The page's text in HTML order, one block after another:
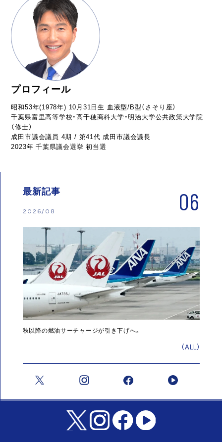
プロフィール
昭和53年(1978年) 10月31日生 血液型/B型（さそり座）
千葉県富里高等学校・高千穂商科大学・明治大学公共政策大学院
（修士）
成田市議会議員 4期 / 第41代 成田市議会議長
2023年 千葉県議会選挙 初当選
最新記事
2026/08 06
秋以降の燃油サーチャージが引き下げへ。
(ALL)